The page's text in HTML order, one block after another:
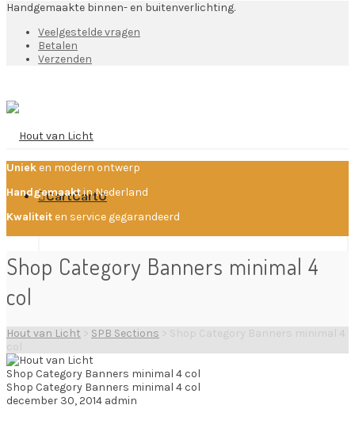
Handgemaakte binnen- en buitenverlichting.
Veelgestelde vragen
Betalen
Verzenden
CartCart0
Your cart is empty.
Home
Producten
Unieken modern ontwerp
Handgemaaktin Nederland
Kwaliteiten service gegarandeerd
Shop Category Banners minimal 4
col
Hout van Licht > SPB Sections > Shop Category Banners minimal 4
col
Shop Category Banners minimal 4 col
Shop Category Banners minimal 4 col
december 30, 2014 admin